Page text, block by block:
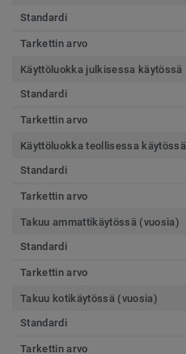
Standardi
Tarkettin arvo
Käyttöluokka julkisessa käytössä
Standardi
Tarkettin arvo
Käyttöluokka teollisessa käytössä
Standardi
Tarkettin arvo
Takuu ammattikäytössä (vuosia)
Standardi
Tarkettin arvo
Takuu kotikäytössä (vuosia)
Standardi
Tarkettin arvo